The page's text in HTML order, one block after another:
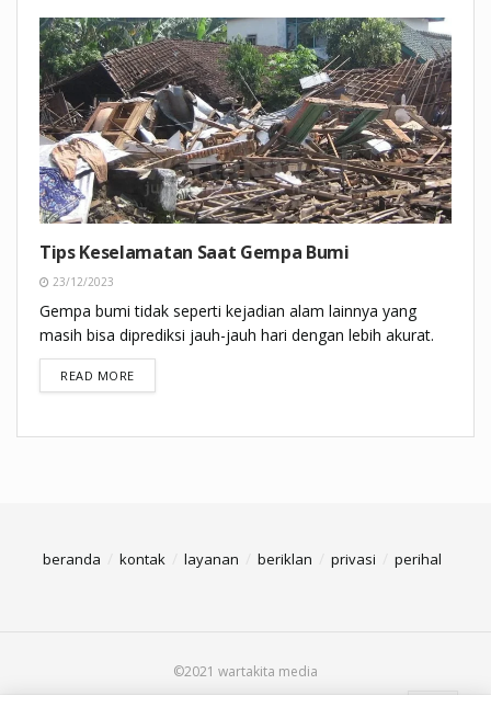
Tips Keselamatan Saat Gempa Bumi
23/12/2023
Gempa bumi tidak seperti kejadian alam lainnya yang
masih bisa diprediksi jauh-jauh hari dengan lebih akurat.
READ MOREDETAILS
beranda kontak layanan beriklan privasi perihal
©2021 wartakita media